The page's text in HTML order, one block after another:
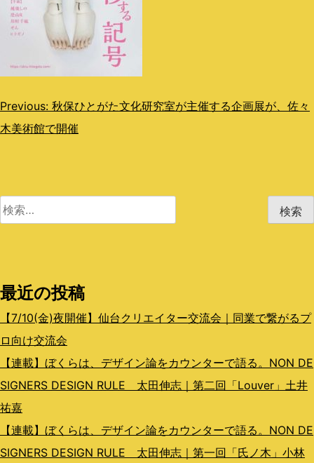
投
稿
ゲ
ョ
ン
Previous: 秋保ひとがた文化研究室が主催する企画展が、佐々
木美術館で開催
検
最近の投稿
【7/10(金)夜開催】仙台クリエイター交流会｜同業で繋がるプ
ロ向け交流会
【連載】ぼくらは、デザイン論をカウンターで語る。NON DE
SIGNERS DESIGN RULE 太田伸志｜第二回「Louver」土井
祐嘉
【連載】ぼくらは、デザイン論をカウンターで語る。NON DE
SIGNERS DESIGN RULE 太田伸志｜第一回「氏ノ木」小林